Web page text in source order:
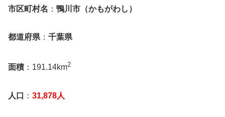
市区町村名 ： 鴨川市（かもがわし）
都道府県 ： 千葉県
面積 ：191.14km2
人口 ： 31,878人